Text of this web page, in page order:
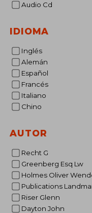
Audio Cd
IDIOMA
Inglés
Alemán
Español
Francés
Italiano
Chino
AUTOR
Recht G
Greenberg Esq Lw
Holmes Oliver
Publications
Riser Glenn
Dayton John